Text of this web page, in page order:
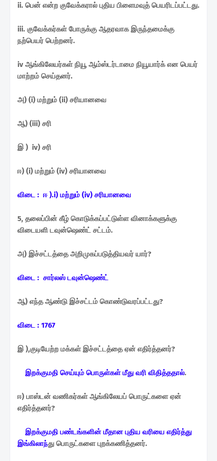
ii. பென் என்ற குவேக்கரால் புதிய பிளைமவுத் பெயரிடப்பட்டது.
iii. குவேக்கர்கள் போருக்கு ஆதரவாக இருந்தமைக்கு
நற்பெயர் பெற்றனர்.
iv ஆங்கிலேயர்கள் நியூ ஆம்ஸ்டர்டாமை நியூயார்க் என பெயர்
மாற்றம் செய்தனர்.
அ) (i) மற்றும் (ii) சரியானவை
ஆ) (iii) சரி
இ ) iv) சரி
ஈ) (i) மற்றும் (iv) சரியானவை
விடை : ஈ ).i) மற்றும் (iv) சரியானவை
5, தலைப்பின் கீழ் கொடுக்கப்பட்டுள்ள வினாக்களுக்கு
விடையளி டவுன்ஷெண்ட் சட்டம்.
அ) இச்சட்டத்தை அறிமுகப்படுத்தியவர் யார்?
விடை : சார்லஸ் டவுன்ஷெண்ட்
ஆ) எந்த ஆண்டு இச்சட்டம் கொண்டுவரப்பட்டது?
விடை : 1767
இ ),குடியேற்ற மக்கள் இச்சட்டத்தை ஏன் எதிர்த்தனர்?
இறக்குமதி செய்யும் பொருள்கள் மீது வரி விதித்ததால்.
ஈ) பாஸ்டன் வணிகர்கள் ஆங்கிலேயப் பொருட்களை ஏன்
எதிர்த்தனர்?
இறக்குமதி பண்டங்களின் மீதான புதிய வரியை எதிர்த்து
இங்கிலாந்து பொருட்களை புறக்கணித்தனர்.